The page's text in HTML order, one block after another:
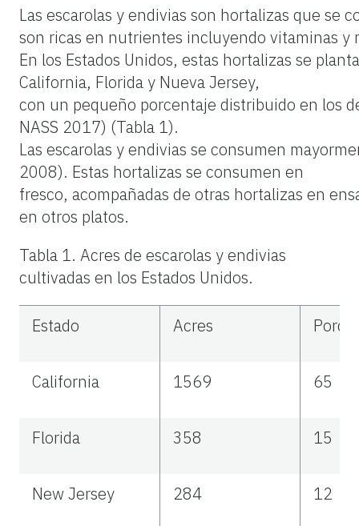
Las escarolas y endivias son hortalizas que se
son ricas en nutrientes incluyendo vitaminas y
En los Estados Unidos, estas hortalizas se
California, Florida y Nueva Jersey,
con un pequeño porcentaje distribuido en los
NASS 2017) (Tabla 1).
Las escarolas y endivias se consumen
2008). Estas hortalizas se consumen en
fresco, acompañadas de otras hortalizas en
en otros platos.
Tabla 1. Acres de escarolas y endivias
cultivadas en los Estados Unidos.
Estado Acres
California 1569 65
Florida 358 15
New Jersey 284 12